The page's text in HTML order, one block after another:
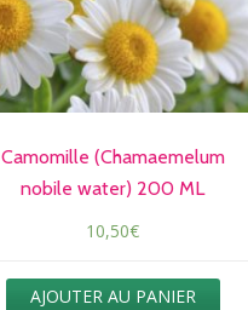
Camomille (Chamaemelum
nobile water) 200 ML
10,50€
AJOUTER AU PANIER